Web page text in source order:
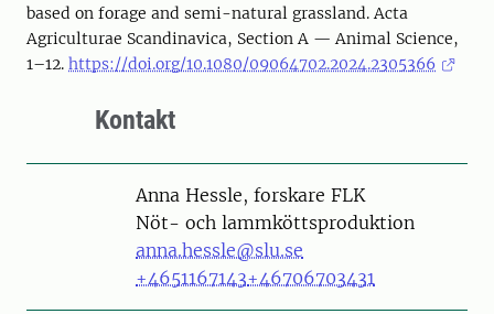
based on forage and semi-natural grassland. Acta
Agriculturae Scandinavica, Section A — Animal Science,
1–12. https://doi.org/10.1080/09064702.2024.2305366
Kontakt
PersonAnna Hessle, forskare FLK
Nöt- och lammköttsproduktion
anna.hessle@slu.se
+4651167143+46706703431